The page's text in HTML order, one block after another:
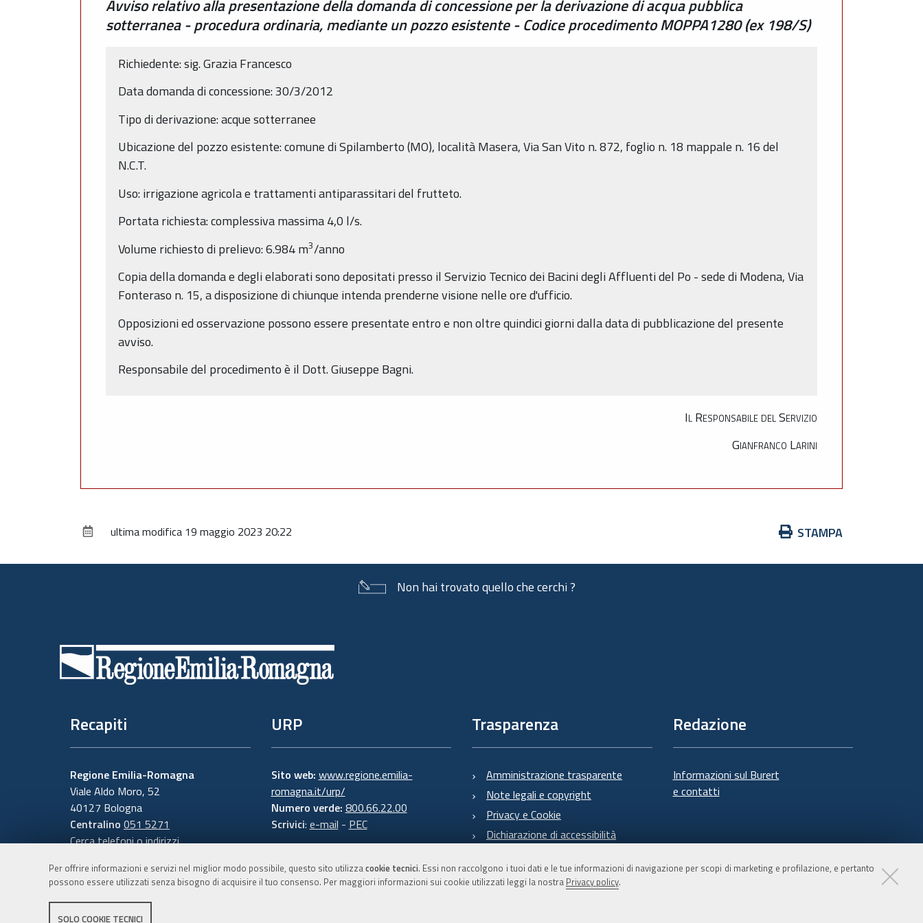
Per offrire informazioni e servizi nel miglior modo possibile, questo sito utilizzacookie tecnici. Essi non raccolgono i tuoi dati e le tue informazioni di navigazione per scopi di marketing e profilazione, e pertanto
possono essere utilizzati senza bisogno di acquisire il tuo consenso. Per maggiori informazioni sui cookie utilizzati leggi la nostra Privacy policy.
SOLO COOKIE TECNICI
Avviso relativo alla presentazione della domanda di concessione per la derivazione di acqua pubblica
sotterranea - procedura ordinaria, mediante un pozzo esistente - Codice procedimento MOPPA1280 (ex 198/S)
Richiedente: sig. Grazia Francesco
Data domanda di concessione: 30/3/2012
Tipo di derivazione: acque sotterranee
Ubicazione del pozzo esistente: comune di Spilamberto (MO), località Masera, Via San Vito n. 872, foglio n. 18 mappale n. 16 del
N.C.T.
Uso: irrigazione agricola e trattamenti antiparassitari del frutteto.
Portata richiesta: complessiva massima 4,0 l/s.
Volume richiesto di prelievo: 6.984 m3/anno
Copia della domanda e degli elaborati sono depositati presso il Servizio Tecnico dei Bacini degli Affluenti del Po - sede di Modena, Via
Fonteraso n. 15, a disposizione di chiunque intenda prenderne visione nelle ore d'ufficio.
Opposizioni ed osservazione possono essere presentate entro e non oltre quindici giorni dalla data di pubblicazione del presente
avviso.
Responsabile del procedimento è il Dott. Giuseppe Bagni.
Il Responsabile del Servizio
Gianfranco Larini
Azioni
documento
STAMPA
ultima modifica 19 maggio 2023 20:22
Non hai trovato quello che cerchi ?
Recapiti
Regione Emilia-Romagna
Viale Aldo Moro, 52
40127 Bologna
Centralino 051 5271
Cerca telefoni o indirizzi
URP
Sito web: www.regione.emilia-
romagna.it/urp/
Numero verde: 800.66.22.00
Scrivici: e-mail - PEC
Trasparenza
Amministrazione trasparente
Note legali e copyright
Privacy e Cookie
Dichiarazione di accessibilità
Redazione
Informazioni sul Burert
e contatti